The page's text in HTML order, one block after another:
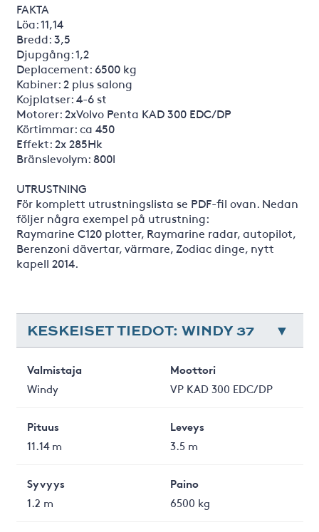
FAKTA
Löa: 11,14
Bredd: 3,5
Djupgång: 1,2
Deplacement: 6500 kg
Kabiner: 2 plus salong
Kojplatser: 4-6 st
Motorer: 2xVolvo Penta KAD 300 EDC/DP
Körtimmar: ca 450
Effekt: 2x 285Hk
Bränslevolym: 800l
UTRUSTNING
För komplett utrustningslista se PDF-fil ovan. Nedan
följer några exempel på utrustning:
Raymarine C120 plotter, Raymarine radar, autopilot,
Berenzoni dävertar, värmare, Zodiac dinge, nytt
kapell 2014.
KESKEISET TIEDOT: WINDY 37
Valmistaja
Windy
Moottori
VP KAD 300 EDC/DP
Pituus
11.14 m
Leveys
3.5 m
Syvyys
1.2 m
Paino
6500 kg